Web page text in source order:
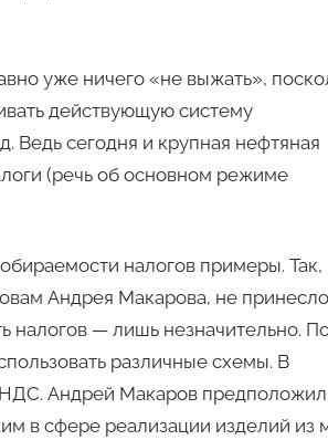
уже ничего «не выжать»,
действующую систему
Ведь сегодня и крупная нефтяная
(речь об основном режиме
налогов примеры. Так,
Андрея Макарова, не
налогов — лишь незначительно.
различные схемы. В
Андрей Макаров
в сфере реализации изделий из